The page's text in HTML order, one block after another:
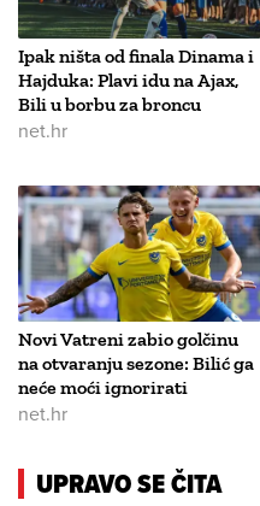
Ipak ništa od finala Dinama i
Hajduka: Plavi idu na Ajax,
Bili u borbu za broncu
net.hr
Novi Vatreni zabio golčinu
na otvaranju sezone: Bilić ga
neće moći ignorirati
net.hr
UPRAVO SE ČITA